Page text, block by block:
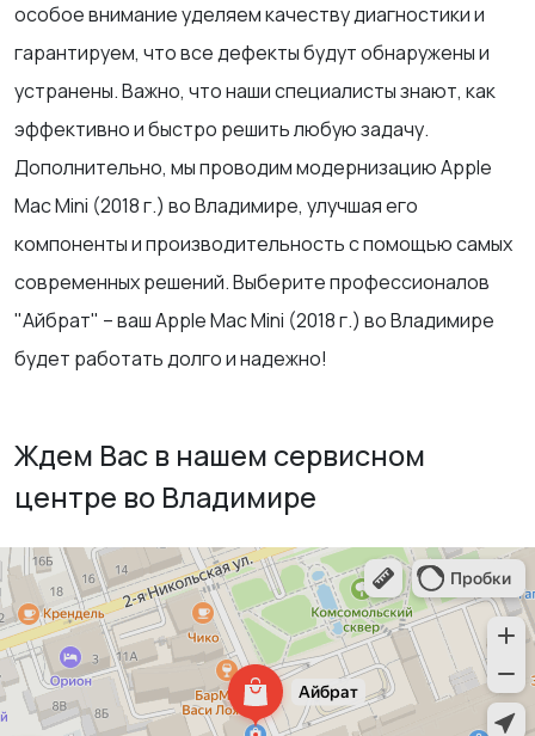
особое внимание уделяем качеству диагностики и
гарантируем, что все дефекты будут обнаружены и
устранены. Важно, что наши специалисты знают, как
эффективно и быстро решить любую задачу.
Дополнительно, мы проводим модернизацию Apple
Mac Mini (2018 г.) во Владимире, улучшая его
компоненты и производительность с помощью самых
современных решений. Выберите профессионалов
"Айбрат" – ваш Apple Mac Mini (2018 г.) во Владимире
будет работать долго и надежно!
Ждем Вас в нашем сервисном
центре во Владимире